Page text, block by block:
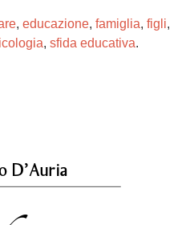
, educazione, famiglia, figli,
, sfida educativa.